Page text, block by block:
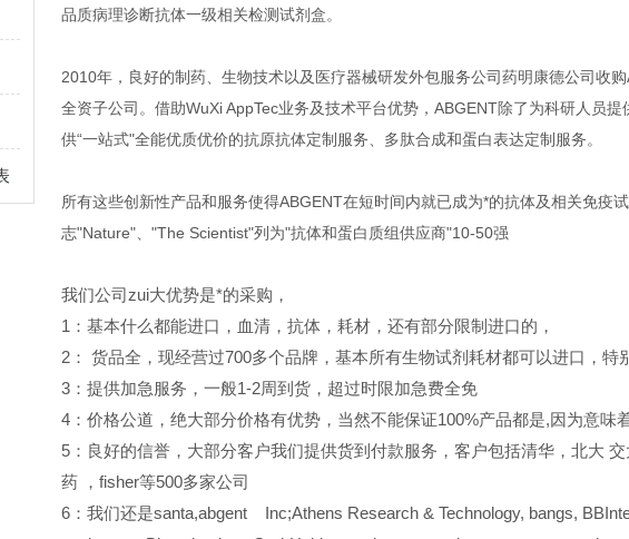
品质病理诊断抗体一级相关检测试剂盒。
2010年，良好的制药、生物技术以及医疗器械研发外包服务公司药明康德公司收
全资子公司。借助WuXi AppTec业务及技术平台优势，ABGENT除了为科研人员
供“一站式"全能优质优价的抗原抗体定制服务、多肽合成和蛋白表达定制服务。
所有这些创新性产品和服务使得ABGENT在短时间内就已成为*的抗体及相关免疫
志"Nature"、"The Scientist"列为"抗体和蛋白质组供应商"10-50强
我们公司zui大优势是*的采购，
1
：基本什么都能进口，血清，抗体，耗材，还有部分限制进口的，
2 ：
货品全，现经营过700多个品牌，基本所有生物试剂耗材都可以进口，特
3 ：提供加急服务，一般1-2周到货，超过时限加急费全免
4 ：价格公道，绝大部分价格有优势，当然不能保证100%产品都是,因为意味
5 ：良好的信誉，大部分客户我们提供货到付款服务，客户包括清华，北大 交
药
，fisher等500多家公司
6 ：我们还是santa,abgent Inc;Athens Research & Technology, bangs,